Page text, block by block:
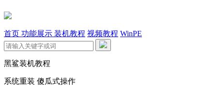
首页 功能展示 装机教程 视频教程 WinPE
黑鲨装机教程
系统重装 傻瓜式操作